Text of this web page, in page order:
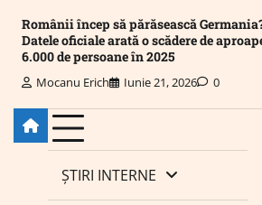
Românii încep să părăsească
Datele oficiale arată o scădere de
6.000 de persoane în 2025
Mocanu Erich Iunie 21, 2026 0
ȘTIRI INTERNE